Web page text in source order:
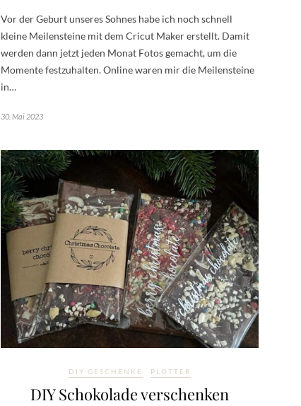
Vor der Geburt unseres Sohnes habe ich noch schnell
kleine Meilensteine mit dem Cricut Maker erstellt. Damit
werden dann jetzt jeden Monat Fotos gemacht, um die
Momente festzuhalten. Online waren mir die Meilensteine
in…
30. Mai 2023
DIY GESCHENKE PLOTTER
DIY Schokolade verschenken